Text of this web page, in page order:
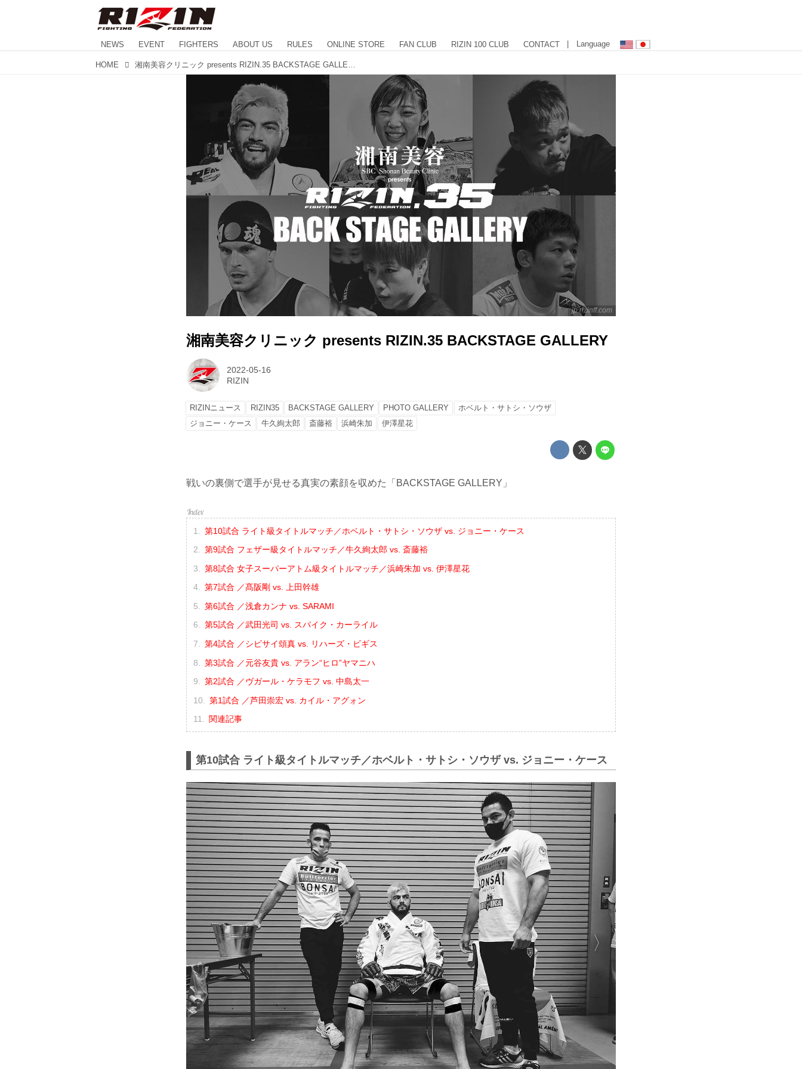
NEWS EVENT FIGHTERS ABOUT US RULES ONLINE STORE FAN CLUB RIZIN 100 CLUB CONTACT | Language
HOME
jp.rizinff.com
湘南美容クリニック presents RIZIN.35 BACKSTAGE GALLERY
2022-05-16
RIZIN
RIZINニュース RIZIN35 BACKSTAGE GALLERY PHOTO GALLERY
ホベルト・サトシ・ソウザ
ジョニー・ケース
牛久絢太郎 斎藤裕 浜崎朱加 伊澤星花
戦いの裏側で選手が見せる真実の素顔を収めた「BACKSTAGE GALLERY」
第10試合 ライト級タイトルマッチ／ホベルト・サトシ・ソウザ vs. ジョニー・ケース
第9試合 フェザー級タイトルマッチ／牛久絢太郎 vs. 斎藤裕
第8試合 女子スーパーアトム級タイトルマッチ／浜崎朱加 vs. 伊澤星花
第7試合 ／髙阪剛 vs. 上田幹雄
第6試合 ／浅倉カンナ vs. SARAMI
第5試合 ／武田光司 vs. スパイク・カーライル
第4試合 ／シビサイ頌真 vs. リハーズ・ビギス
第3試合 ／元谷友貴 vs. アラン“ヒロ”ヤマニハ
第2試合 ／ヴガール・ケラモフ vs. 中島太一
第1試合 ／芦田崇宏 vs. カイル・アグォン
関連記事
第10試合 ライト級タイトルマッチ／ホベルト・サトシ・ソウザ vs. ジョニー・ケース